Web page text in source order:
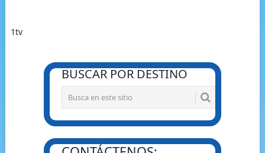
1tv
BUSCAR POR DESTINO